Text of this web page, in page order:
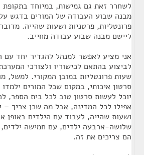
לשחרר זאת גם גמישות, במיוחד בתקופת
מבנה שבוע העבודה של המורים בדגש
פרונטליות, פרטניות ושעות שהייה.
ליישם מבנה שבוע עבודה מחייב.
אני מציע לאפשר למנהל להגדיר יחד עם
לביצוע בהתאם לכישוריו ולצורכי
שעות פרונטליות במובן המקורי. למשל,
סרטון איכותי, במקום שכל המורים
יוכל לעשות סרטון טוב לכל בית הספר,
אפילו לכל המדינה, אבל מה שכן צריך –
ושעות שהייה, לעבוד עם הילדים באופן
שלושה-ארבעה ילדים, עם חמישה
הם צריכים את זה.